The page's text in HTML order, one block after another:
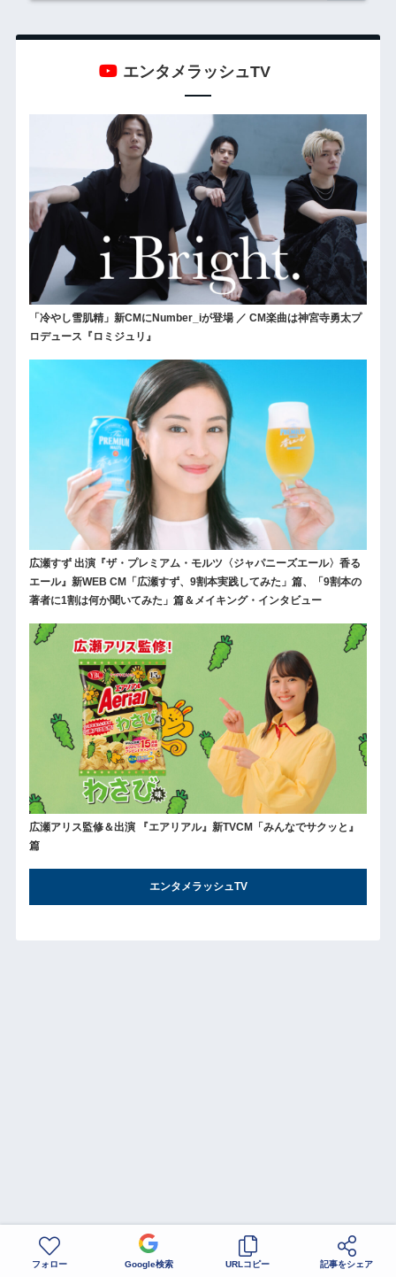
エンタメラッシュTV
「冷やし雪肌精」新CMにNumber_iが登場 ／ CM楽曲は神宮寺勇太プ
ロデュース『ロミジュリ』
広瀬すず 出演『ザ・プレミアム・モルツ〈ジャパニーズエール〉香る
エール』新WEB CM「広瀬すず、9割本実践してみた」篇、「9割本の
著者に1割は何か聞いてみた」篇＆メイキング・インタビュー
広瀬アリス監修＆出演 『エアリアル』新TVCM「みんなでサクッと』
篇
エンタメラッシュTV
フォロー Google検索 URLコピー 記事をシェア